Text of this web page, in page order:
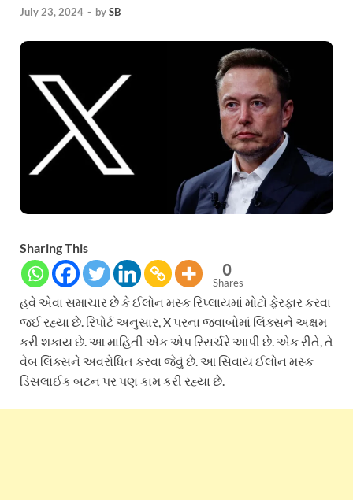
July 23, 2024 - bySB
Sharing This
0
Shares
હવે એવા સમાચાર છે કે ઈલોન મસ્ક રિપ્લાયમાં મોટો ફેરફાર કરવા
જઈ રહ્યા છે. રિપોર્ટ અનુસાર, X પરના જવાબોમાં લિંક્સને અક્ષમ
કરી શકાય છે. આ માહિતી એક એપ રિસર્ચરે આપી છે. એક રીતે, તે
વેબ લિંક્સને અવરોધિત કરવા જેવું છે. આ સિવાય ઈલોન મસ્ક
ડિસલાઈક બટન પર પણ કામ કરી રહ્યા છે.